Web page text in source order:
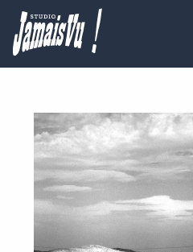
Aller
contenu
principal